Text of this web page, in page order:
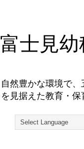
富士見
自然豊かな環境で
を見据えた教育・保